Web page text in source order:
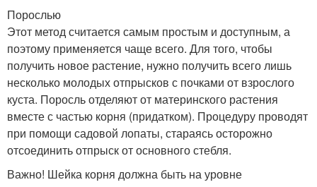
Порослью
Этот метод считается самым простым и доступным, а
поэтому применяется чаще всего. Для того, чтобы
получить новое растение, нужно получить всего лишь
несколько молодых отпрысков с почками от взрослого
куста. Поросль отделяют от материнского растения
вместе с частью корня (придатком). Процедуру проводят
при помощи садовой лопаты, стараясь осторожно
отсоединить отпрыск от основного стебля.
Важно! Шейка корня должна быть на уровне